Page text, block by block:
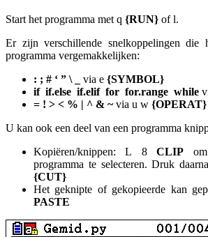
Start het programma met q {RUN} ofl.
Er zijn verschillende snelkoppelingen die
programma vergemakkelijken:
: ; # ‘ ” \ _ via e {SYMBOL}
if if.else if.elif for for.range while
= ! > < % | ^ & ~via u w {OPERAT}
U kan ook een deel van een programma
Kopiëren/knippen:L 8 CLIP
programma te selecteren. Druk
{CUT}
Het geknipte of gekopieerde kan
PASTE